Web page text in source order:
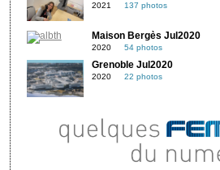
2021 137 photos
Maison Bergès Jul2020
2020 54 photos
Grenoble Jul2020
2020 22 photos